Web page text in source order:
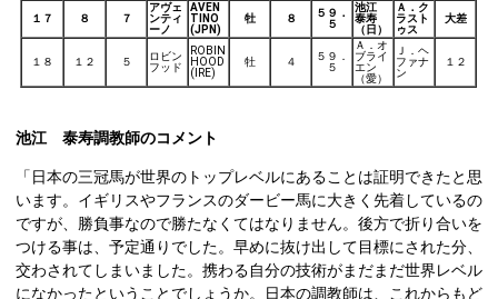
１７ ８ ７
アヴェ
ンティ
ーノ
AVEN
TINO
(JPN)
牡 ８
５９．
５
池江
泰寿
（日）
Ａ．ク
ラスト
ゥス
大差
１８ １２ ５
ロビン
フッド
ROBIN
HOOD
(IRE)
牡 ４
５９．
５
Ａ．オ
ブライ
エン
（愛）
Ｊ．ヘ
ファナ
ン
１２
池江 泰寿調教師のコメント
「日本の三冠馬が世界のトップレベルにあることは証明できたと思
います。イギリスやフランスのダービー馬に大きく先着しているの
ですが、勝負事なので勝たなくてはなりません。後方で折り合いを
つける事は、予定通りでした。早めに抜け出して目標にされた分、
交わされてしまいました。携わる自分の技術がまだまだ世界レベル
になかったということでしょうか。日本の調教師は、これからもど